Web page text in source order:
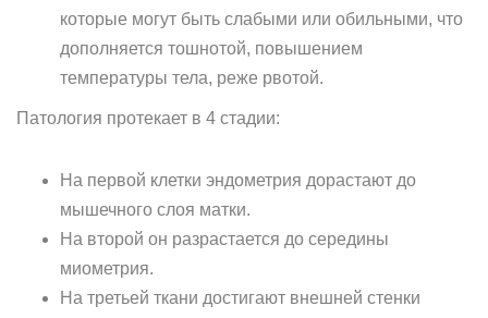
которые могут быть слабыми или обильными, что
дополняется тошнотой, повышением
температуры тела, реже рвотой.
Патология протекает в 4 стадии:
На первой клетки эндометрия дорастают до
мышечного слоя матки.
На второй он разрастается до середины
миометрия.
На третьей ткани достигают внешней стенки